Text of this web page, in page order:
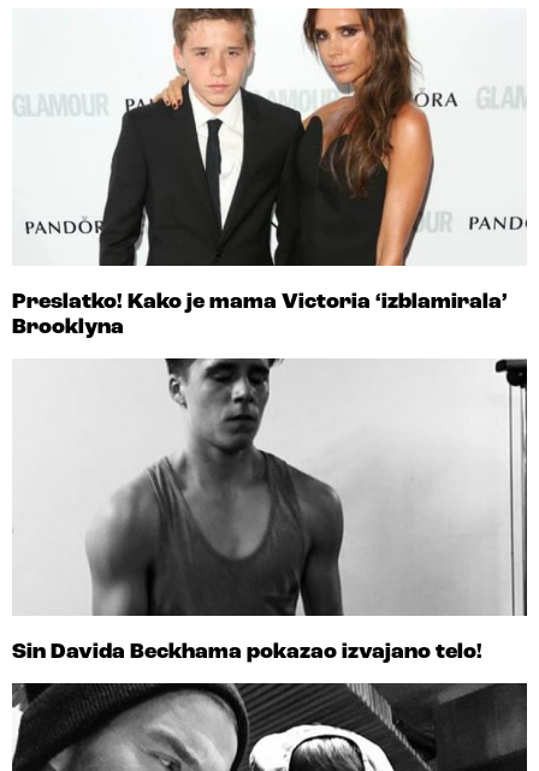
Preslatko! Kako je mama Victoria ‘izblamirala’
Brooklyna
Sin Davida Beckhama pokazao izvajano telo!